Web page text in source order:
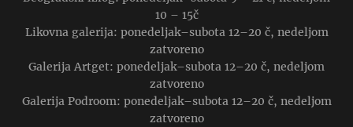
10 – 15č
Likovna galerija: ponedeljak–subota 12–20 č, nedeljom
zatvoreno
Galerija Artget: ponedeljak–subota 12–20 č, nedeljom
zatvoreno
Galerija Podroom: ponedeljak–subota 12–20 č, nedeljom
zatvoreno